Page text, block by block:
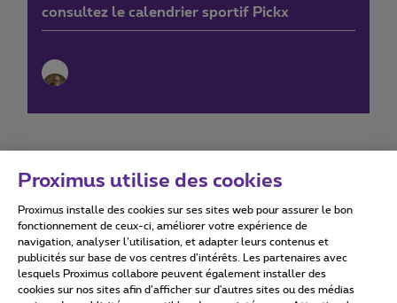
consultez le calendrier sportif Pickx
Conditions d'utilisation Accessibility statement
Proximus utilise des cookies
Proximus installe des cookies sur ses sites web pour assurer le bon
fonctionnement de ceux-ci, améliorer votre expérience de
navigation, analyser l’utilisation, et adapter leurs contenus et
publicités sur base de vos centres d’intérêts. Les partenaires avec
lesquels Proximus collabore peuvent également installer des
cookies sur nos sites afin d’afficher sur d'autres sites ou des médias